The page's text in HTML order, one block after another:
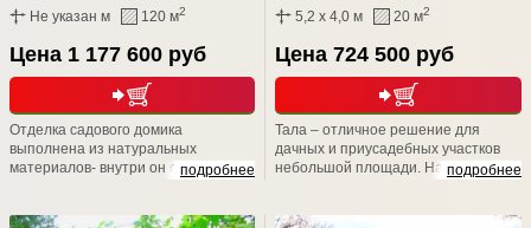
Не указан м 120 м2
Цена 1 177 600 руб
подробнее
Отделка садового домика
выполнена из натуральных
материалов- внутри он отделан
5,2 x 4,0 м 20 м2
Цена 724 500 руб
подробнее
Тала – отличное решение для
дачных и приусадебных участков
небольшой площади. На
постройки. Двухэтажный дом